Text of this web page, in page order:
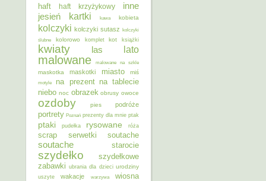
haft haft krzyżykowy inne
jesień kartki kawa kobieta
kolczyki kolczyki sutasz kolczyki
ślubne
kolorowo komplet kot książki
kwiaty las lato
malowane malowane na szkle
maskotka maskotki miasto miś
motyle na prezent na tablecie
niebo noc obrazek obrusy owoce
ozdoby pies podróże
portrety Poznań prezenty dla mnie ptak
ptaki pudełka rysowane róża
scrap serwetki soutache
soutache starocie
szydełko
szydełkowe
zabawki ubrania dla dzieci urodziny
uszyte wakacje warzywa wiosna